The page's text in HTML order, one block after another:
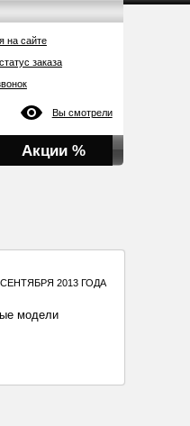
на сайте
заказа
Вы смотрели
Акции %
СЕНТЯБРЯ 2013 ГОДА
модели